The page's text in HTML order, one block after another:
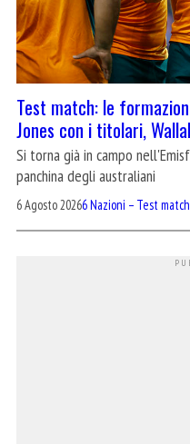
Test match: le
Jones con i titolari,
Si torna già in campo
panchina degli australiani
6 Agosto 20266 Nazioni – Test match